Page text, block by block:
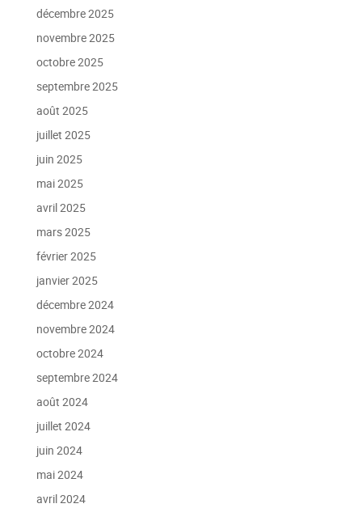
décembre 2025
novembre 2025
octobre 2025
septembre 2025
août 2025
juillet 2025
juin 2025
mai 2025
avril 2025
mars 2025
février 2025
janvier 2025
décembre 2024
novembre 2024
octobre 2024
septembre 2024
août 2024
juillet 2024
juin 2024
mai 2024
avril 2024